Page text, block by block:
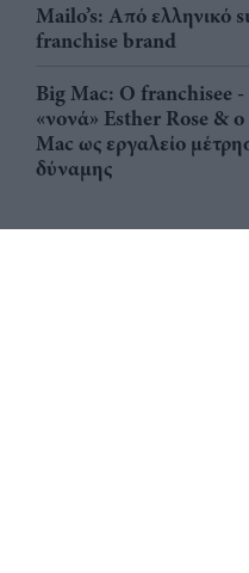
Mailo’s: Από ελληνικό
franchise brand
Big Mac: Ο franchisee
«νονά» Esther Rose & ο
Mac ως εργαλείο
δύναμης